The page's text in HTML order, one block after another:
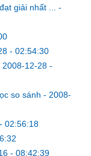
giải nhất ... -
- 02:54:30
2008-12-28 -
so sánh - 2008-
02:56:18
- 08:42:39